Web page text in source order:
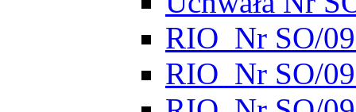
RIO_Nr SO/
RIO_Nr SO/